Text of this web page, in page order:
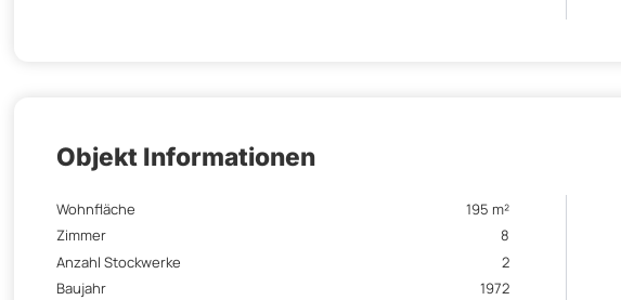
Objekt Informationen
Wohnfläche 195 m²
Zimmer
8
Anzahl Stockwerke
2
Baujahr
1972